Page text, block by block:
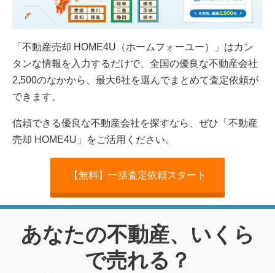
「不動産売却 HOME4U（ホームフォーユー）」はカン
タンな情報を入力するだけで、全国の優良な不動産会社
2,500のなかから、最大6社を選んでまとめて査定依頼が
できます。
信頼できる優良な不動産会社を探すなら、ぜひ「不動産
売却 HOME4U」をご活用ください。
【無料】一括査定依頼スタート
あなたの不動産、いくら
で売れる？